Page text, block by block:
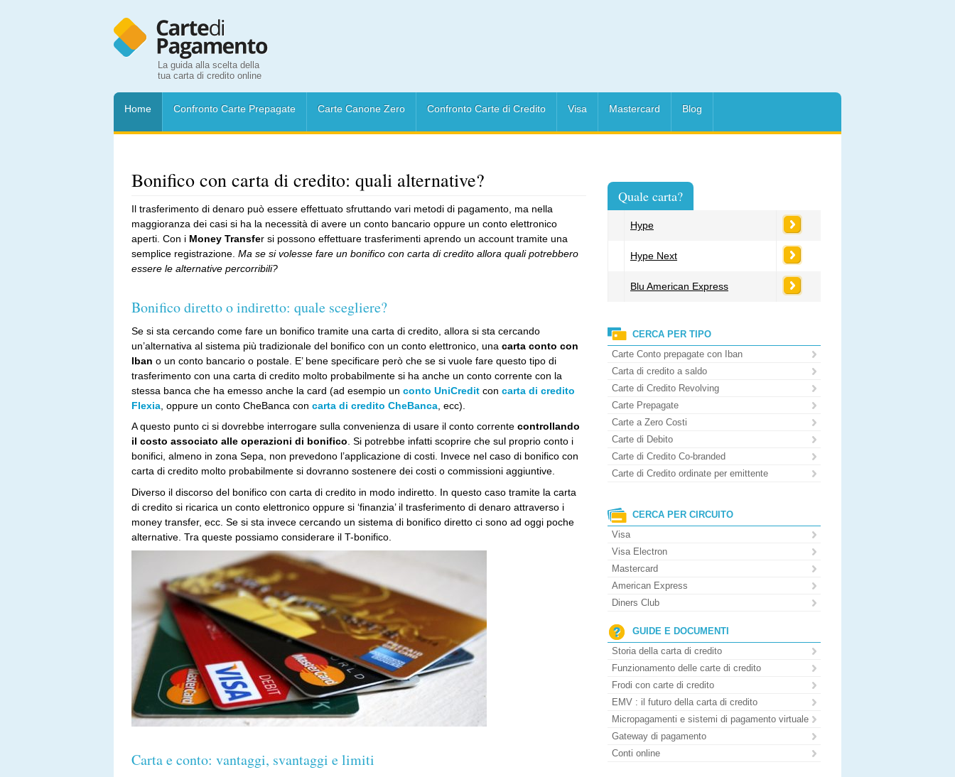
La guida alla scelta della
tua carta di credito online
Home Confronto Carte Prepagate Carte Canone Zero Confronto Carte di Credito Visa Mastercard Blog
Bonifico con carta di credito: quali alternative?
Il trasferimento di denaro può essere effettuato sfruttando vari metodi di pagamento, ma nella
maggioranza dei casi si ha la necessità di avere un conto bancario oppure un conto elettronico
aperti. Con i Money Transfer si possono effettuare trasferimenti aprendo un account tramite una
semplice registrazione. Ma se si volesse fare un bonifico con carta di credito allora quali potrebbero
essere le alternative percorribili?
Bonifico diretto o indiretto: quale scegliere?
Se si sta cercando come fare un bonifico tramite una carta di credito, allora si sta cercando
un’alternativa al sistema più tradizionale del bonifico con un conto elettronico, una carta conto con
Iban o un conto bancario o postale. E’ bene specificare però che se si vuole fare questo tipo di
trasferimento con una carta di credito molto probabilmente si ha anche un conto corrente con la
stessa banca che ha emesso anche la card (ad esempio un conto UniCredit con carta di credito
Flexia , oppure un conto CheBanca con carta di credito CheBanca , ecc).
A questo punto ci si dovrebbe interrogare sulla convenienza di usare il conto corrente controllando
il costo associato alle operazioni di bonifico. Si potrebbe infatti scoprire che sul proprio conto i
bonifici, almeno in zona Sepa, non prevedono l’applicazione di costi. Invece nel caso di bonifico con
carta di credito molto probabilmente si dovranno sostenere dei costi o commissioni aggiuntive.
Diverso il discorso del bonifico con carta di credito in modo indiretto. In questo caso tramite la carta
di credito si ricarica un conto elettronico oppure si ‘finanzia’ il trasferimento di denaro attraverso i
money transfer, ecc. Se si sta invece cercando un sistema di bonifico diretto ci sono ad oggi poche
alternative. Tra queste possiamo considerare il T-bonifico.
Carta e conto: vantaggi, svantaggi e limiti
Quale carta?
Hype
Hype Next
Blu American Express
CERCA PER TIPO
Carte Conto prepagate con Iban
Carta di credito a saldo
Carte di Credito Revolving
Carte Prepagate
Carte a Zero Costi
Carte di Debito
Carte di Credito Co-branded
Carte di Credito ordinate per emittente
CERCA PER CIRCUITO
Visa
Visa Electron
Mastercard
American Express
Diners Club
GUIDE E DOCUMENTI
Storia della carta di credito
Funzionamento delle carte di credito
Frodi con carte di credito
EMV : il futuro della carta di credito
Micropagamenti e sistemi di pagamento virtuale
Gateway di pagamento
Conti online